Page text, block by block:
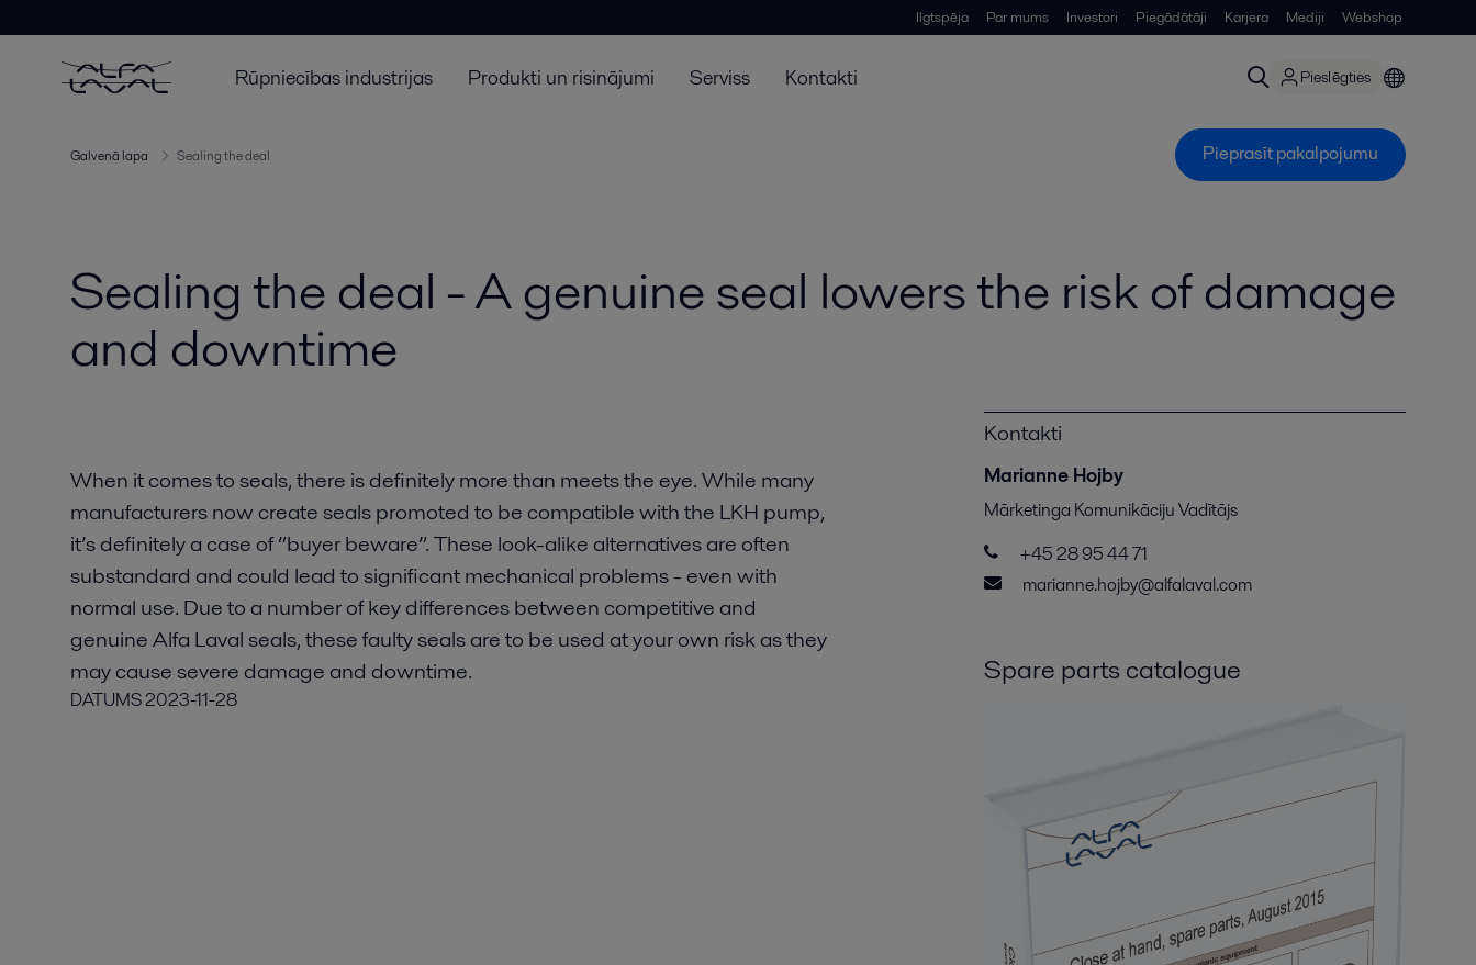
Ilgtspēja Par mums Investori Piegādātāji Karjera Mediji Webshop
Rūpniecības industrijas Produkti un risinājumi Serviss Kontakti Pieslēgties
Galvenā lapa Sealing the deal Pieprasīt pakalpojumu
Sealing the deal - A genuine seal lowers the risk of damage
and downtime
When it comes to seals, there is definitely more than meets the eye. While many
manufacturers now create seals promoted to be compatible with the LKH pump,
it’s definitely a case of “buyer beware”. These look-alike alternatives are often
substandard and could lead to significant mechanical problems - even with
normal use. Due to a number of key differences between competitive and
genuine Alfa Laval seals, these faulty seals are to be used at your own risk as they
may cause severe damage and downtime.
DATUMS2023-11-28
Kontakti
Marianne Hojby
Mārketinga Komunikāciju Vadītājs
+45 28 95 44 71
marianne.hojby@alfalaval.com
Spare parts catalogue